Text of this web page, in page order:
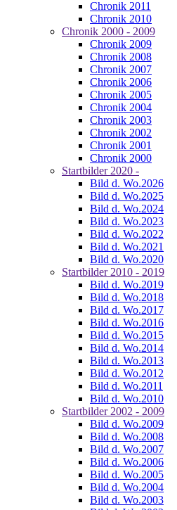
Chronik 2011
Chronik 2010
Chronik 2000 - 2009
Chronik 2009
Chronik 2008
Chronik 2007
Chronik 2006
Chronik 2005
Chronik 2004
Chronik 2003
Chronik 2002
Chronik 2001
Chronik 2000
Startbilder 2020 -
Bild d. Wo.2026
Bild d. Wo.2025
Bild d. Wo.2024
Bild d. Wo.2023
Bild d. Wo.2022
Bild d. Wo.2021
Bild d. Wo.2020
Startbilder 2010 - 2019
Bild d. Wo.2019
Bild d. Wo.2018
Bild d. Wo.2017
Bild d. Wo.2016
Bild d. Wo.2015
Bild d. Wo.2014
Bild d. Wo.2013
Bild d. Wo.2012
Bild d. Wo.2011
Bild d. Wo.2010
Startbilder 2002 - 2009
Bild d. Wo.2009
Bild d. Wo.2008
Bild d. Wo.2007
Bild d. Wo.2006
Bild d. Wo.2005
Bild d. Wo.2004
Bild d. Wo.2003